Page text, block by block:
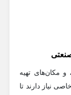
مکان‌های تهیه
نیاز دارند تا